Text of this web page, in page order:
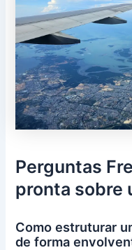
Perguntas
pronta sobre
Como estruturar
de forma